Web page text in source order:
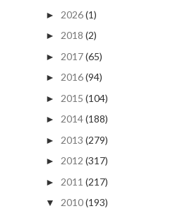
► 2026(1)
► 2018 (2)
► 2017(65)
► 2016(94)
► 2015 (104)
► 2014(188)
► 2013 (279)
► 2012 (317)
► 2011 (217)
▼ 2010(193)